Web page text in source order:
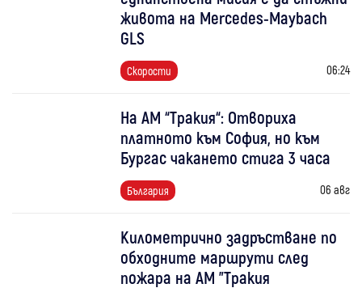
живота на Mercedes-Maybach
GLS
Скорости 06:24
На АМ “Тракия“: Отвориха
платното към София, но към
Бургас чакането стига 3 часа
България 06 авг
Километрично задръстване по
обходните маршрути след
пожара на АМ "Тракия